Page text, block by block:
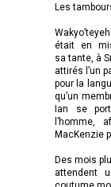
Les
était en
sa tante, à
attirés l’un
pour la
qu’un
Ian se
l’homme,
MacKenzie
Des mois
attendent